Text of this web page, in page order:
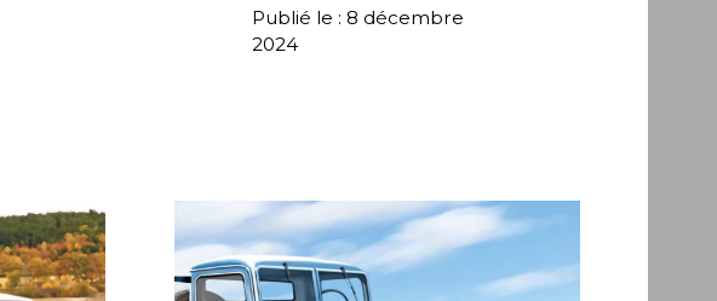
Publié le : 8 décembre
2024